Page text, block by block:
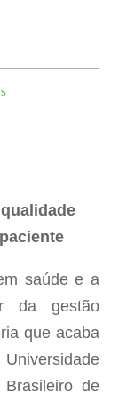
saúde e a
da gestão
que acaba
de